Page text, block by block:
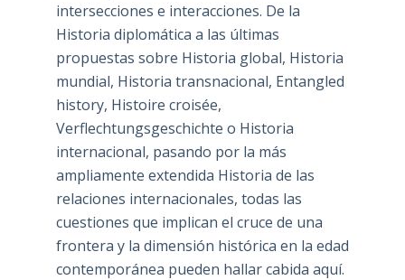
intersecciones e interacciones. De la
Historia diplomática a las últimas
propuestas sobre Historia global, Historia
mundial, Historia transnacional, Entangled
history, Histoire croisée,
Verflechtungsgeschichte o Historia
internacional, pasando por la más
ampliamente extendida Historia de las
relaciones internacionales, todas las
cuestiones que implican el cruce de una
frontera y la dimensión histórica en la edad
contemporánea pueden hallar cabida aquí.